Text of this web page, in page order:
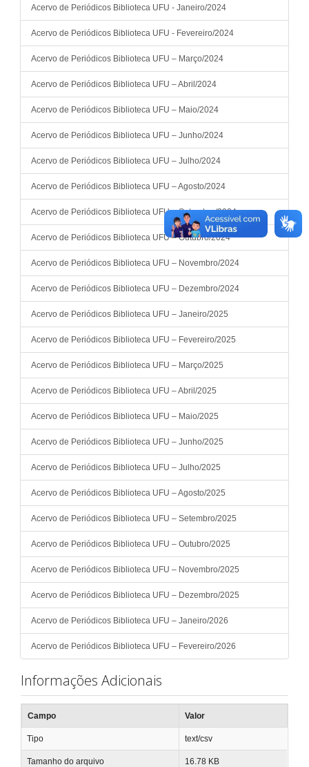
Acervo de Periódicos Biblioteca UFU - Janeiro/2024
Acervo de Periódicos Biblioteca UFU - Fevereiro/2024
Acervo de Periódicos Biblioteca UFU – Março/2024
Acervo de Periódicos Biblioteca UFU – Abril/2024
Acervo de Periódicos Biblioteca UFU – Maio/2024
Acervo de Periódicos Biblioteca UFU – Junho/2024
Acervo de Periódicos Biblioteca UFU – Julho/2024
Acervo de Periódicos Biblioteca UFU – Agosto/2024
Acervo de Periódicos Biblioteca UFU – Setembro/2024
Acervo de Periódicos Biblioteca UFU – Outubro/2024
Acervo de Periódicos Biblioteca UFU – Novembro/2024
Acervo de Periódicos Biblioteca UFU – Dezembro/2024
Acervo de Periódicos Biblioteca UFU – Janeiro/2025
Acervo de Periódicos Biblioteca UFU – Fevereiro/2025
Acervo de Periódicos Biblioteca UFU – Março/2025
Acervo de Periódicos Biblioteca UFU – Abril/2025
Acervo de Periódicos Biblioteca UFU – Maio/2025
Acervo de Periódicos Biblioteca UFU – Junho/2025
Acervo de Periódicos Biblioteca UFU – Julho/2025
Acervo de Periódicos Biblioteca UFU – Agosto/2025
Acervo de Periódicos Biblioteca UFU – Setembro/2025
Acervo de Periódicos Biblioteca UFU – Outubro/2025
Acervo de Periódicos Biblioteca UFU – Novembro/2025
Acervo de Periódicos Biblioteca UFU – Dezembro/2025
Acervo de Periódicos Biblioteca UFU – Janeiro/2026
Acervo de Periódicos Biblioteca UFU – Fevereiro/2026
Informações Adicionais
Campo Valor
Tipo text/csv
Tamanho do arquivo 16.78 KB